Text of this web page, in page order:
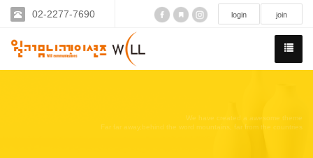
02-2277-7690 login join
We have created a awesome theme
Far far away,behind the word mountains, far from the countries